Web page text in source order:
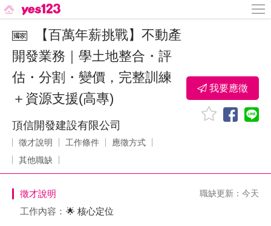
【百萬年薪挑戰】不動產
開發業務｜學土地整合・評
估・分割・變價，完整訓練
＋資源支援(高專)
頂信開發建設有限公司
徵才說明 工作條件
應徵方式
其他職缺
我要應徵
徵才說明 職缺更新：今天
工作內容： 🌟 核心定位